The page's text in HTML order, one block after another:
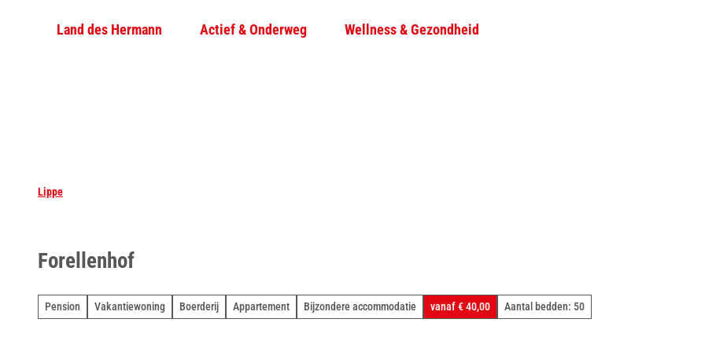
Land des Hermann Actief & Onderweg Wellness & Gezondheid
Lippe
Forellenhof
Pension Vakantiewoning Boerderij Appartement Bijzondere accommodatie vanaf € 40,00 Aantal bedden: 50